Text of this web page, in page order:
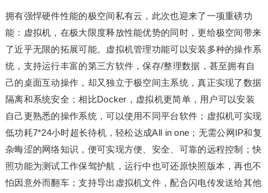
拥有强悍硬件性能的极空间私有云，此次也迎来了一项重磅功
能：虚拟机，在极大限度释放性能优势的同时，更给极空间带来
了近乎无限的拓展可能。虚拟机管理功能可以安装多种的操作系
统，支持运行丰富的第三方软件，保存/整理数据，甚至拥有自
己的桌面互动操作，却又独立于极空间主系统，真正实现了数据
隔离和系统安全；相比Docker，虚拟机更简单，用户可以安装
自己更熟悉的操作系统，可以使用不同平台软件；虚拟机可实现
低功耗7*24小时超长待机，轻松达成All in one；无需公网IP和复
杂晦涩的网络知识，便可实现方便、安全、可靠的远程控制；快
照功能为测试工作保驾护航，运行中也可还原快照版本，再也不
怕因意外而翻车；支持导出虚拟机文件，配合闪电传发送给其他